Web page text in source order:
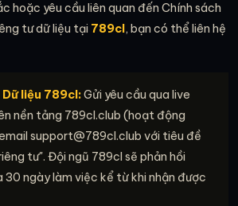
hoặc yêu cầu liên quan đến Chính sách
tư dữ liệu tại 789cl, bạn có thể liên hệ
Dữ liệu 789cl:Gửi yêu cầu qua live
nền tảng 789cl.club (hoạt động
support@789cl.club với tiêu đề
tư". Đội ngũ 789cl sẽ phản hồi
ngày làm việc kể từ khi nhận được